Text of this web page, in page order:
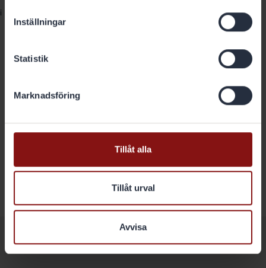
Inställningar
Statistik
Marknadsföring
Tillåt alla
Tillåt urval
Avvisa
logistik under ett tak. Här hanteras allt från
Finishing & Logistics på Gränges i Finspång, är
VISA ALLA
GRÄNGES I SIFFROR